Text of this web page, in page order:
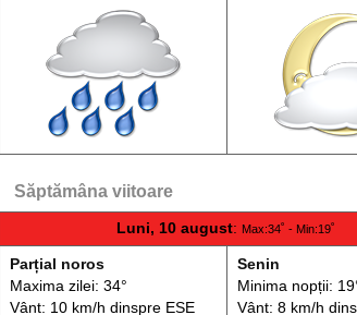
Săptămâna viitoare
Luni, 10 august: Max:34˚ - Min:19˚
Parțial noros
Maxima zilei: 34°
Vânt: 10 km/h dinspreESE
Senin
Minima nopții:
Vânt: 8 km/h din